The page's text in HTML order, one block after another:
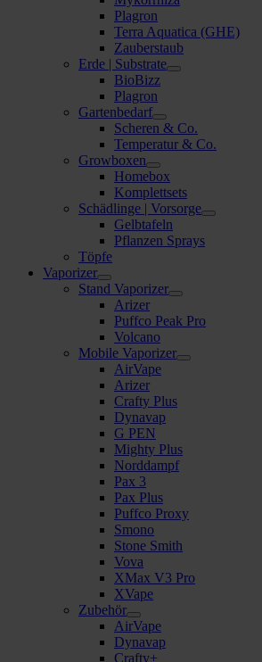
Plagron
Terra Aquatica (GHE)
Zauberstaub
Erde | Substrate
BioBizz
Plagron
Gartenbedarf
Scheren & Co.
Temperatur & Co.
Growboxen
Homebox
Komplettsets
Schädlinge | Vorsorge
Gelbtafeln
Pflanzen Sprays
Töpfe
Vaporizer
Stand Vaporizer
Arizer
Puffco Peak Pro
Volcano
Mobile Vaporizer
AirVape
Arizer
Crafty Plus
Dynavap
G PEN
Mighty Plus
Norddampf
Pax 3
Pax Plus
Puffco Proxy
Smono
Stone Smith
Vova
XMax V3 Pro
XVape
Zubehör
AirVape
Dynavap
Crafty+